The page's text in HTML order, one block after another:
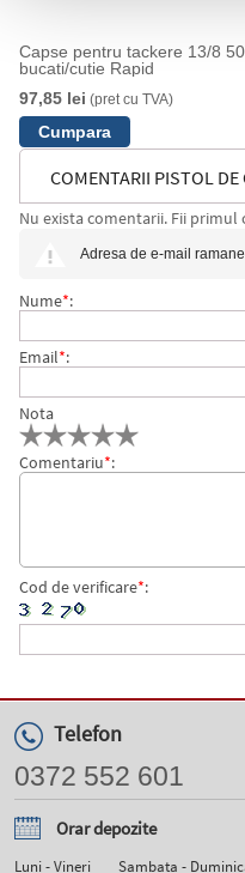
Capse pentru tackere 13/8
bucati/cutie Rapid
97,85 lei (pret cu TVA)
COMENTARII PISTOL DE
Nu exista comentarii. Fii primul
Adresa de e-mail
Nume*:
Email*:
Nota
Comentariu*:
Cod de verificare*:
Telefon
0372 552 601
Orar depozite
Luni - Vineri Sambata -